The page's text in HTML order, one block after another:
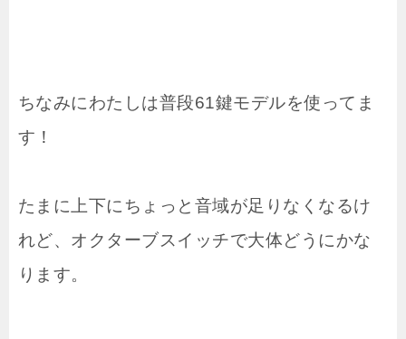
ちなみにわたしは普段61鍵モデルを使ってま
す！
たまに上下にちょっと音域が足りなくなるけ
れど、オクターブスイッチで大体どうにかな
ります。